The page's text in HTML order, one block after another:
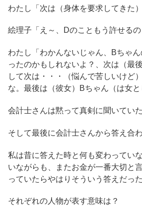
わたし「次は（身体を要求してきた）
絵理子「え～、Dのこともう許せるの
わたし「わかんないじゃん、Bちゃ
ったのかもしれないよ？、次は（最
して次は・・・（悩んで苦しいけど
な。最後は（彼女）Bちゃん（は女と
会計士さんは黙って真剣に聞いていた
そして最後に会計士さんから答え合わ
私は昔に答えた時と何も変わってい
いながらも、またお金が一番大切と
っていたらやはりそういう答えだった
それぞれの人物が表す意味は？